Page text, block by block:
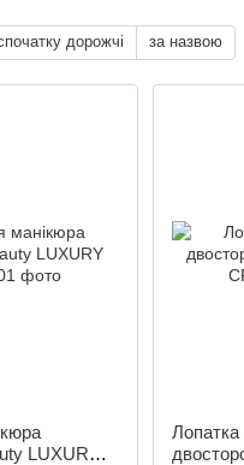
дорожчі за назвою
LUXURY
Лопатка